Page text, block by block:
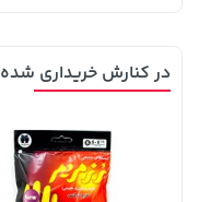
در کنارش خریداری شده